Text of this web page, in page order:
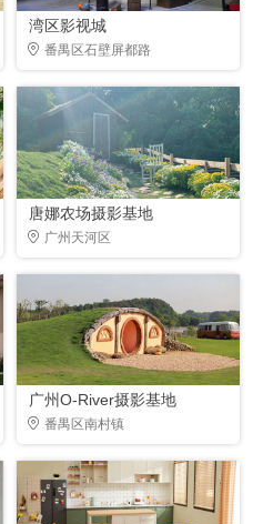
湾区影视城
番禺区石壁屏都路
唐娜农场摄影基地
广州天河区
广州O-River摄影基地
番禺区南村镇